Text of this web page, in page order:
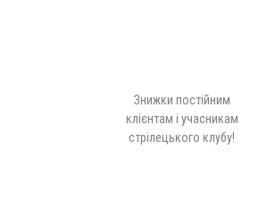
Знижки постійним
клієнтам і учасникам
стрілецького клубу!